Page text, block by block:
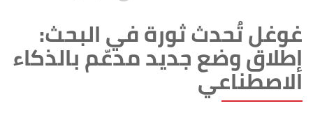
غوغل تُحدث ثورة في البحث:
إطلاق وضع جديد مدعّم بالذكاء
الاصطناعي